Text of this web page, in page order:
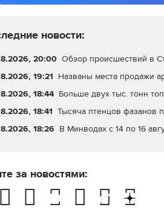
новости:
20:00 Обзор происшествий в
19:21 Названы места продажи
18:44 Больше двух тыс. тонн
18:41 Тысяча птенцов фазанов
18:26 В Минводах с 14 по 16
за новостями: